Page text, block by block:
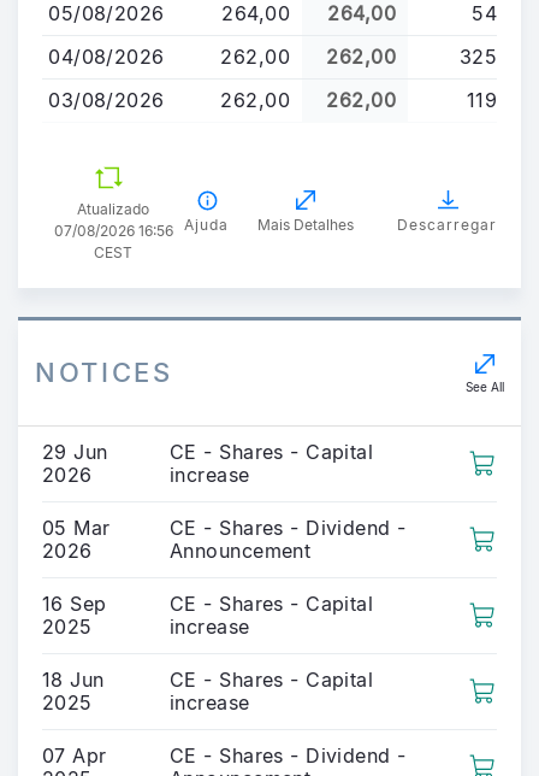
05/08/2026
264,00 264,00
54
04/08/2026
262,00 262,00
325
03/08/2026
262,00 262,00 119
Atualizado
07/08/2026 16:56
CEST
Ajuda Mais Detalhes Descarregar
NOTICES See All
29 Jun
2026
CE - Shares - Capital
increase
05 Mar
2026
CE - Shares - Dividend -
Announcement
16 Sep
2025
CE - Shares - Capital
increase
18 Jun
2025
CE - Shares - Capital
increase
07 Apr
CE - Shares - Dividend -